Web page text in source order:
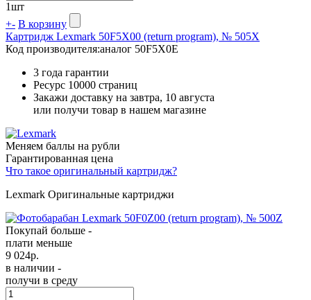
1шт
+- В корзину
Картридж Lexmark 50F5X00 (return program), № 505X
Код производителя:аналог 50F5X0E
3 года гарантии
Ресурс 10000 страниц
Закажи доставку на завтра, 10 августа
или получи товар в нашем магазине
Меняем баллы на рубли
Гарантированная цена
Что такое оригинальный картридж?
Lexmark Оригинальные картриджи
Покупай больше -
плати меньше
9 024р.
в наличии -
получи в среду